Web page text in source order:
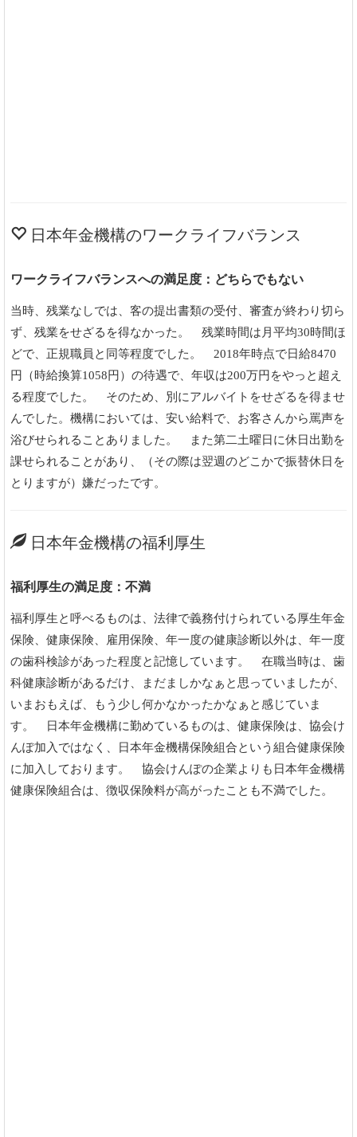
日本年金機構のワークライフバランス
ワークライフバランスへの満足度：どちらでもない
当時、残業なしでは、客の提出書類の受付、審査が終わり切ら
ず、残業をせざるを得なかった。 残業時間は月平均30時間ほ
どで、正規職員と同等程度でした。 2018年時点で日給8470
円（時給換算1058円）の待遇で、年収は200万円をやっと超え
る程度でした。 そのため、別にアルバイトをせざるを得ませ
んでした。機構においては、安い給料で、お客さんから罵声を
浴びせられることありました。 また第二土曜日に休日出勤を
課せられることがあり、（その際は翌週のどこかで振替休日を
とりますが）嫌だったです。
日本年金機構の福利厚生
福利厚生の満足度：不満
福利厚生と呼べるものは、法律で義務付けられている厚生年金
保険、健康保険、雇用保険、年一度の健康診断以外は、年一度
の歯科検診があった程度と記憶しています。 在職当時は、歯
科健康診断があるだけ、まだましかなぁと思っていましたが、
いまおもえば、もう少し何かなかったかなぁと感じていま
す。 日本年金機構に勤めているものは、健康保険は、協会け
んぽ加入ではなく、日本年金機構保険組合という組合健康保険
に加入しております。 協会けんぽの企業よりも日本年金機構
健康保険組合は、徴収保険料が高がったことも不満でした。